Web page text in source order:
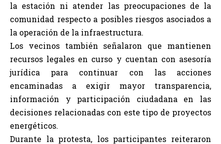
la estación ni atender las preocupaciones de la
comunidad respecto a posibles riesgos asociados a
la operación de la infraestructura.
Los vecinos también señalaron que mantienen
recursos legales en curso y cuentan con asesoría
jurídica para continuar con las acciones
encaminadas a exigir mayor transparencia,
información y participación ciudadana en las
decisiones relacionadas con este tipo de proyectos
energéticos.
Durante la protesta, los participantes reiteraron